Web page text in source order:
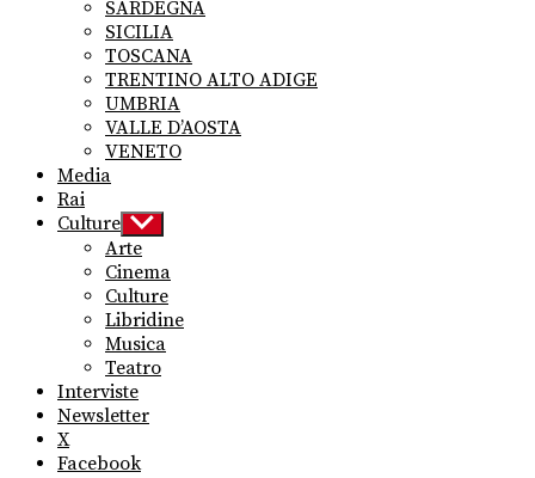
SARDEGNA
SICILIA
TOSCANA
TRENTINO ALTO ADIGE
UMBRIA
VALLE D’AOSTA
VENETO
Media
Rai
Culture Show
sub
menu
Arte
Cinema
Culture
Libridine
Musica
Teatro
Interviste
Newsletter
X
Facebook